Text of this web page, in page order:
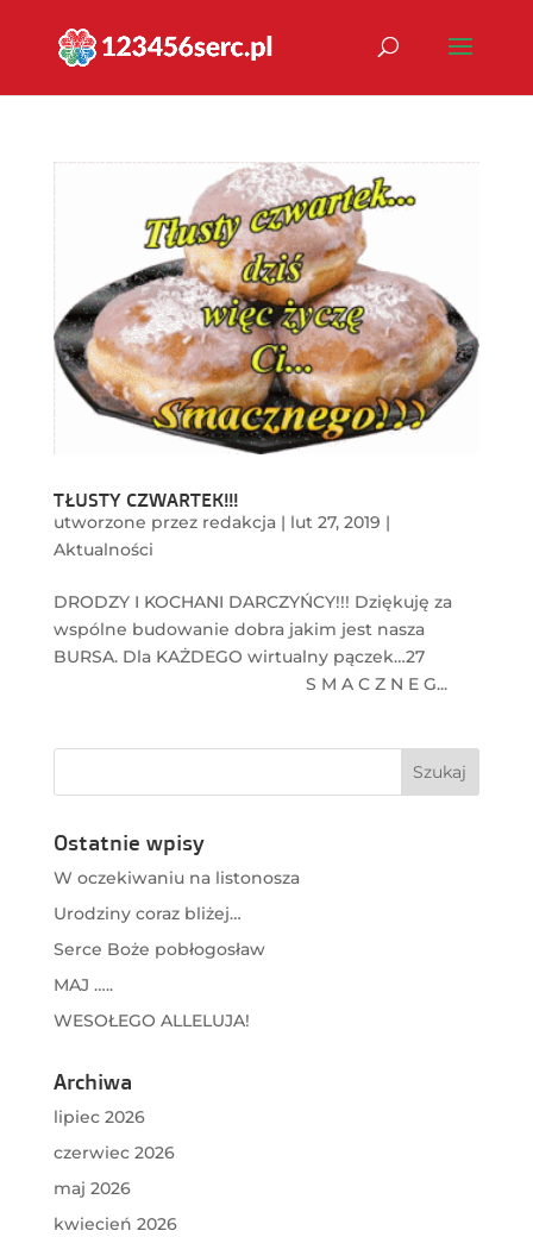
TŁUSTY CZWARTEK!!!
utworzone przez redakcja| lut 27, 2019 |
Aktualności
DRODZY I KOCHANI DARCZYŃCY!!! Dziękuję za
wspólne budowanie dobra jakim jest nasza
BURSA. Dla KAŻDEGO wirtualny pączek…27
S M A C Z N E G...
Ostatnie wpisy
W oczekiwaniu na listonosza
Urodziny coraz bliżej…
Serce Boże pobłogosław
MAJ …..
WESOŁEGO ALLELUJA!
Archiwa
lipiec 2026
czerwiec 2026
maj 2026
kwiecień 2026